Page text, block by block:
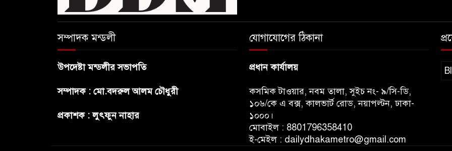
সম্পাদক মন্ডলী
উপদেষ্টা মন্ডলীর সভাপতি
সম্পাদক : মো.বদরুল আলম চৌধুরী
প্রকাশক : লুৎফুন নাহার
যোগাযোগের ঠিকানা
প্রধান কার্যালয়
কসমিক টাওয়ার, নবম তালা, সুইচ নং- ৯/সি-ডি,
১০৬/কে এ বক্স, কালভার্ট রোড, নয়াপল্টন, ঢাকা-
১০০০।
মোবাইল : 8801796358410
ই-মেইল : dailydhakametro@gmail.com